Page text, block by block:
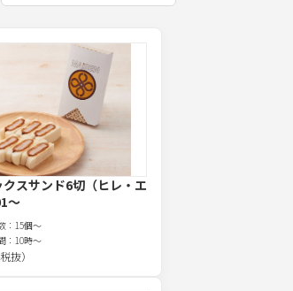
クスサンド6切（ヒレ・エ
〜
： 15個～
： 10時～
抜）